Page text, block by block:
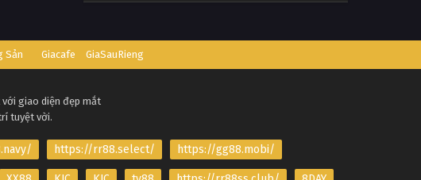
Sản Giacafe GiaSauRieng
giao diện đẹp mắt
tuyệt vời.
https://rr88.select/ https://gg88.mobi/